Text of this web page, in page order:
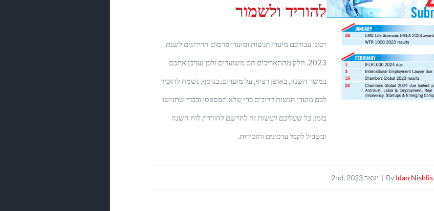
להוריד ולשמור
רכזנו עבורכם מועדי הגשות ומועדי פרסום הדירוגים לשנת
2023. חלק מהתאריכים הם משוערים ולכן נעדכן אתכם
במשך השנה, באופן רציף, על מועדים. בנוסף, נשמח להזכיר
לכם מועדי הגשות קרובים כדי שלא תפספסו ובכדי שתגישו
בזמן. כל שעליכם לעשות זה להרשם להורדת לוח השנה
ובשביל לקבל עדכונים ותזכורות.
By Idan Nishlis
| ינואר 2nd, 2023